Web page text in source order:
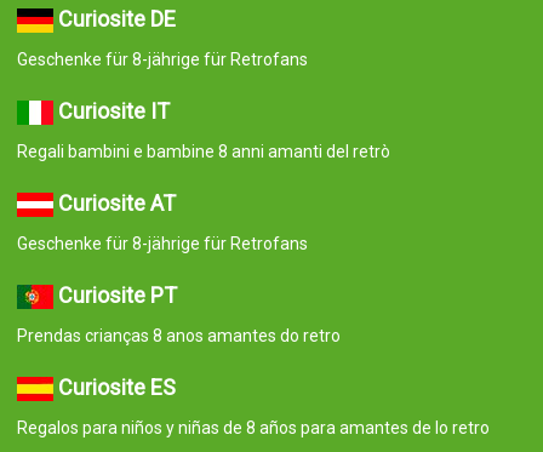
Curiosite DE
Geschenke für 8-jährige für Retrofans
Curiosite IT
Regali bambini e bambine 8 anni amanti del retrò
Curiosite AT
Geschenke für 8-jährige für Retrofans
Curiosite PT
Prendas crianças 8 anos amantes do retro
Curiosite ES
Regalos para niños y niñas de 8 años para amantes de lo retro